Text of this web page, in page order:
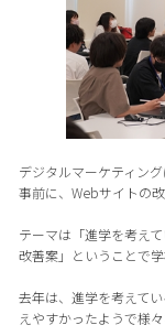
デジタルマーケティン
事前に、Webサイトの
テーマは「進学を考え
改善案」ということで
去年は、進学を考えて
えやすかったようで様々